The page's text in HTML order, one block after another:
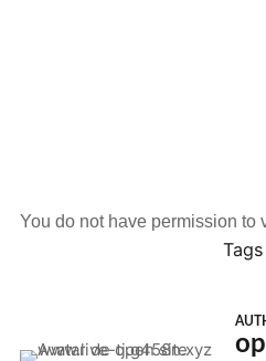
You do not have permission to
Tags